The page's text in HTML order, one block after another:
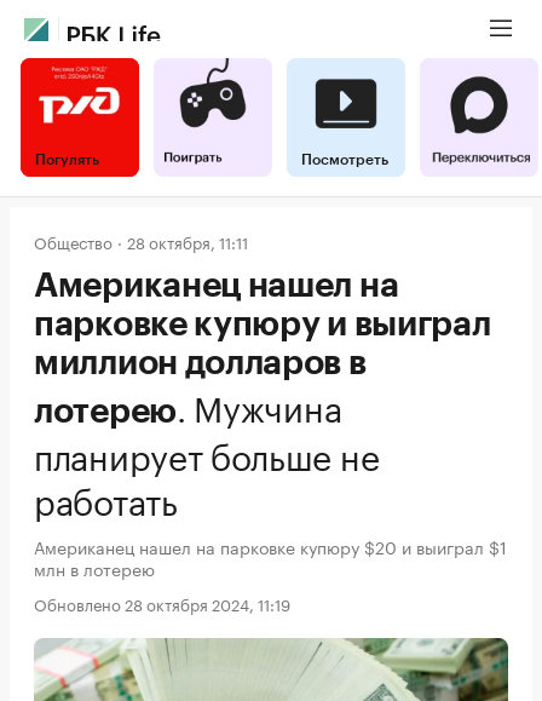
Погулять Посмотреть
Общество 28 октября, 11:11
Американец нашел на
парковке купюру и выиграл
миллион долларов в
лотерею. Мужчина
планирует больше не
работать
Американец нашел на парковке купюру $20 и выиграл $1
млн в лотерею
Обновлено 28 октября 2024, 11:19